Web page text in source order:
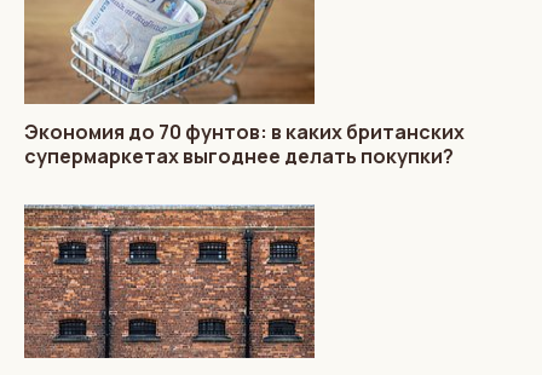
Экономия до 70 фунтов: в каких британских
супермаркетах выгоднее делать покупки?